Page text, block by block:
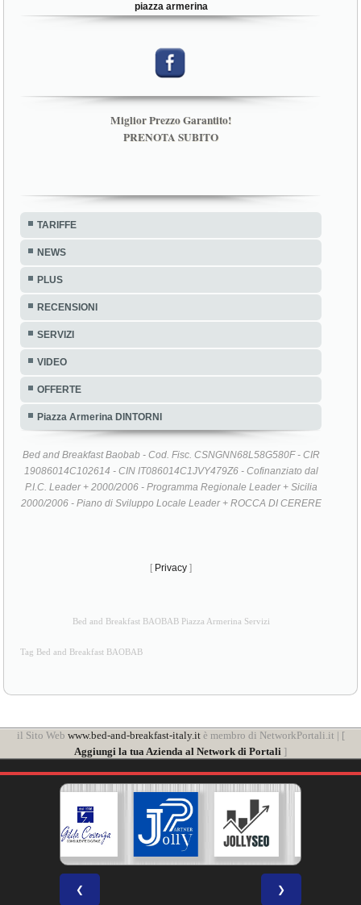
piazza armerina
Miglior Prezzo Garantito!
PRENOTA SUBITO
TARIFFE
NEWS
PLUS
RECENSIONI
SERVIZI
VIDEO
OFFERTE
Piazza Armerina DINTORNI
Bed and Breakfast Baobab - Cod. Fisc. CSNGNN68L58G580F - CIR
19086014C102614 - CIN IT086014C1JVY479Z6 - Cofinanziato dal
P.I.C. Leader + 2000/2006 - Programma Regionale Leader + Sicilia
2000/2006 - Piano di Sviluppo Locale Leader + ROCCA DI CERERE
[ Privacy ]
Bed and Breakfast BAOBAB Piazza Armerina Servizi
Tag Bed and Breakfast BAOBAB
il Sito Web www.bed-and-breakfast-italy.itè membro di NetworkPortali.it | [
Aggiungi la tua Azienda al Network di Portali ]
❮ ❯